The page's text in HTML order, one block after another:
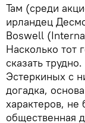
Там (среди
ирландец
Boswell
Насколько тот
сказать
Эстеркиных с
догадка,
характеров,
общественная